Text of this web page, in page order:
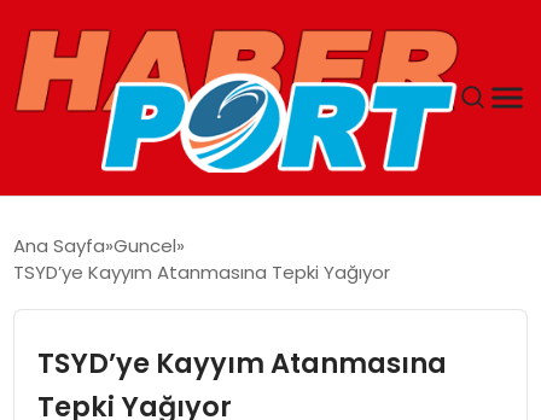
GUNCEL
YAŞAM
SAĞLIK
Ana Sayfa Guncel
TSYD’ye Kayyım Atanmasına Tepki Yağıyor
TSYD’ye Kayyım Atanmasına
Tepki Yağıyor